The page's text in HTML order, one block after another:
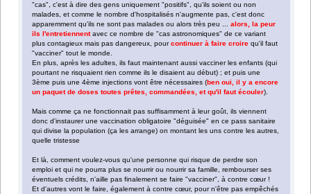
"cas", c'est à dire des gens uniquement "positifs", qu'ils soient ou non
malades, et comme le nombre d'hospitalisés n'augmente pas, c'est donc
apparemment qu'ils ne sont pas malades ou alors très peu ...alors, la peur
ils l'entretiennentavec ce nombre de "cas astronomiques" de ce variant
plus contagieux mais pas dangereux, pourcontinuer à faire croire qu'il faut
"vacciner" tout le monde.
En plus, après les adultes, ils faut maintenant aussi vacciner les enfants (qui
pourtant ne risquaient rien comme ils le disaient au début) ; et puis une
3ème puis une 4ème injections vont être nécessaires (ben oui, il y a encore
un paquet de doses toutes prêtes, commandées, et qu'il faut écouler).
Mais comme ça ne fonctionnait pas suffisamment à leur goût, ils viennent
donc d'instaurer une vaccination obligatoire "déguisée" en ce pass sanitaire
qui divise la population (ça les arrange) on montant les uns contre les autres,
quelle tristesse
Et là, comment voulez-vous qu'une personne qui risque de perdre son
emploi et qui ne pourra plus se nourrir ou nourrir sa famille, rembourser ses
éventuels crédits, n'aille pas finalement se faire "vacciner", à contre cœur !
Et d'autres vont le faire, également à contre cœur, pour n'être pas empêchés